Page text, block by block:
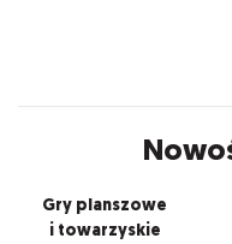
Gry planszowe
i towarzyskie